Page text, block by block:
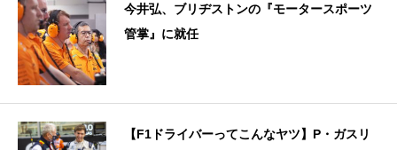
今井弘、ブリヂストンの『モータースポーツ
管掌』に就任
【F1ドライバーってこんなヤツ】P・ガスリ